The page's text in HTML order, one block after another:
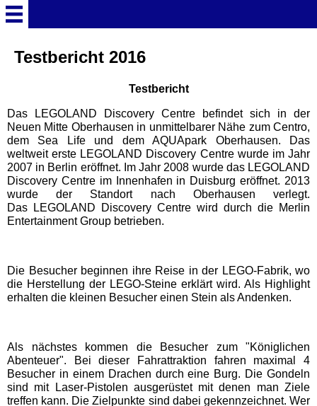
Startseite
Deutschland Überschrift
Freizeitparks
Baden-Württemberg
Freizeitparks
Erlebnispark Tripsdrill
Europa-Park
Schwaben Park
Steinwasen Park
Testbericht 2016
Testbericht
Das LEGOLAND Discovery Centre befindet sich in der
Neuen Mitte Oberhausen in unmittelbarer Nähe zum Centro,
dem Sea Life und dem AQUApark Oberhausen. Das
weltweit erste LEGOLAND Discovery Centre wurde im Jahr
2007 in Berlin eröffnet. Im Jahr 2008 wurde das LEGOLAND
Discovery Centre im Innenhafen in Duisburg eröffnet. 2013
wurde der Standort nach Oberhausen verlegt.
Das LEGOLAND Discovery Centre wird durch die Merlin
Entertainment Group betrieben.
Die Besucher beginnen ihre Reise in der LEGO-Fabrik, wo
die Herstellung der LEGO-Steine erklärt wird. Als Highlight
erhalten die kleinen Besucher einen Stein als Andenken.
Als nächstes kommen die Besucher zum "Königlichen
Abenteuer". Bei dieser Fahrattraktion fahren maximal 4
Besucher in einem Drachen durch eine Burg. Die Gondeln
sind mit Laser-Pistolen ausgerüstet mit denen man Ziele
treffen kann. Die Zielpunkte sind dabei gekennzeichnet. Wer